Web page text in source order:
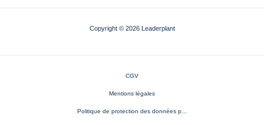
Copyright © 2026 Leaderplant
CGV
Mentions légales
Politique de protection des données p...